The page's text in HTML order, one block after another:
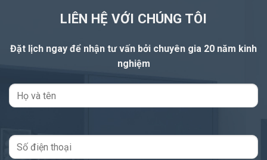
LIÊN HỆ VỚI CHÚNG TÔI
Đặt lịch ngay để nhận tư vấn bởi chuyên gia 20 năm kinh
nghiệm